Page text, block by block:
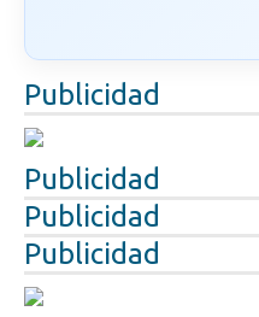
Publicidad
Publicidad
Publicidad
Publicidad